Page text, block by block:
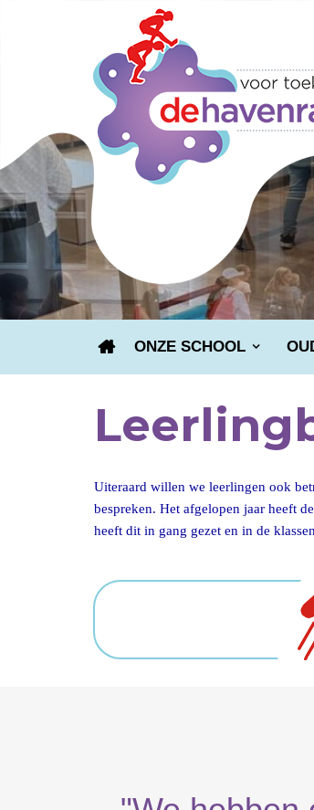
ONZE SCHOOL
Uiteraard willen we leerlingen ook
bespreken. Het afgelopen jaar heeft
heeft dit in gang gezet en in de